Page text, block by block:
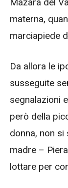
materna,
marciapiede
Da allora le
susseguite
segnalazioni
però della
donna, non
madre –
lottare per